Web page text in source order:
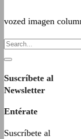
vozed imagen
Suscríbete al
Newsletter
Entérate
Suscríbete al